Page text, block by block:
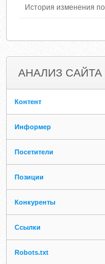
История изменения
АНАЛИЗ САЙТА
Контент
Информер
Посетители
Позиции
Конкуренты
Ссылки
Robots.txt